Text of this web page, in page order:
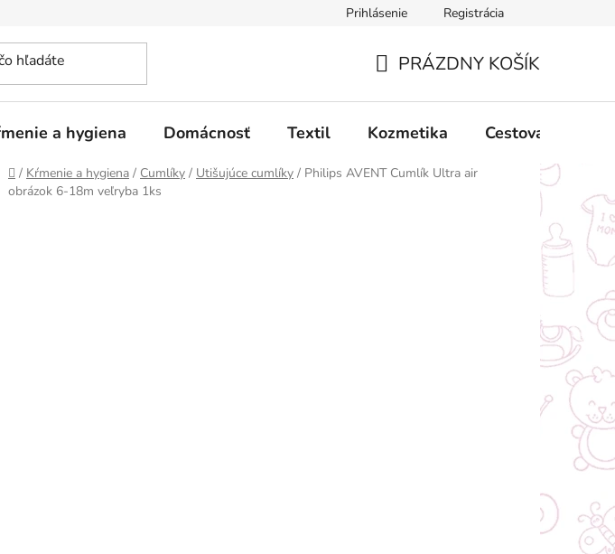
Obchodné podmienky Podmienky ochrany
Prihlásenie Registrácia
KOŠÍK
PRÁZDNY KOŠÍK
a hygiena Domácnosť Textil Kozmetika Cestovanie
Domov
/ Kŕmenie a hygiena / Cumlíky / Utišujúce cumlíky / Philips AVENT Cumlík Ultra air
obrázok 6-18m veľryba 1ks